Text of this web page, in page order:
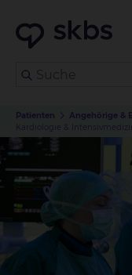
Patienten Angehörige &
Kardiologie & Intensivmedizin